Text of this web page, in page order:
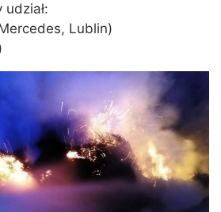
udział:
Lublin)